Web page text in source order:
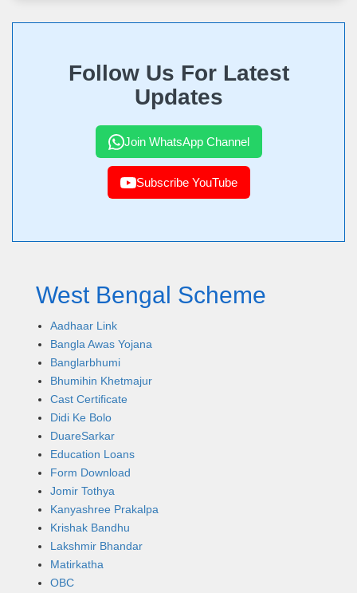
Follow Us For Latest
Updates
Join WhatsApp Channel
Subscribe YouTube
West Bengal Scheme
Aadhaar Link
Bangla Awas Yojana
Banglarbhumi
Bhumihin Khetmajur
Cast Certificate
Didi Ke Bolo
DuareSarkar
Education Loans
Form Download
Jomir Tothya
Kanyashree Prakalpa
Krishak Bandhu
Lakshmir Bhandar
Matirkatha
OBC